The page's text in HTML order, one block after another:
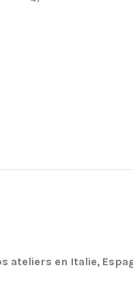
ateliers en Italie,